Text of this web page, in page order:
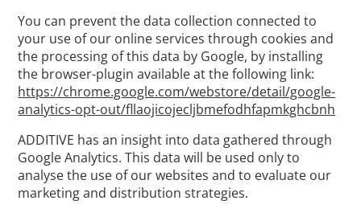
You can prevent the data collection connected to
your use of our online services through cookies and
the processing of this data by Google, by installing
the browser-plugin available at the following link:
https://chrome.google.com/webstore/detail/google-
analytics-opt-out/fllaojicojecljbmefodhfapmkghcbnh
ADDITIVE has an insight into data gathered through
Google Analytics. This data will be used only to
analyse the use of our websites and to evaluate our
marketing and distribution strategies.